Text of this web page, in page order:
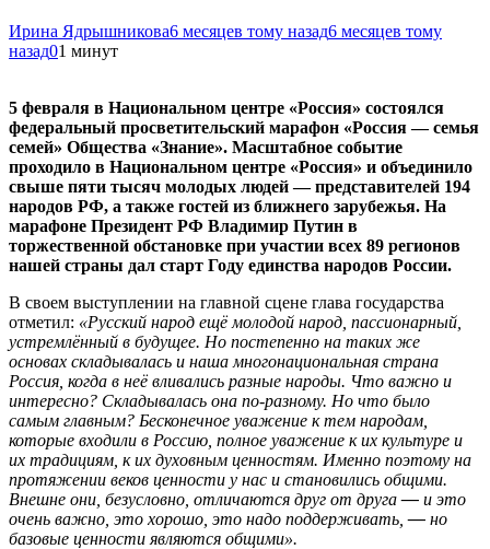
Ирина Ядрышникова6 месяцев тому назад6 месяцев тому
назад01 минут
5 февраля в Национальном центре «Россия» состоялся
федеральный просветительский марафон «Россия — семья
семей» Общества «Знание». Масштабное событие
проходило в Национальном центре «Россия» и объединило
свыше пяти тысяч молодых людей — представителей 194
народов РФ, а также гостей из ближнего зарубежья. На
марафоне Президент РФ Владимир Путин в
торжественной обстановке при участии всех 89 регионов
нашей страны дал старт Году единства народов России.
В своем выступлении на главной сцене глава государства
отметил: «Русский народ ещё молодой народ, пассионарный,
устремлённый в будущее. Но постепенно на таких же
основах складывалась и наша многонациональная страна
Россия, когда в неё вливались разные народы. Что важно и
интересно? Складывалась она по-разному. Но что было
самым главным? Бесконечное уважение к тем народам,
которые входили в Россию, полное уважение к их культуре и
их традициям, к их духовным ценностям. Именно поэтому на
протяжении веков ценности у нас и становились общими.
Внешне они, безусловно, отличаются друг от друга— и это
очень важно, это хорошо, это надо поддерживать,— но
базовые ценности являются общими».